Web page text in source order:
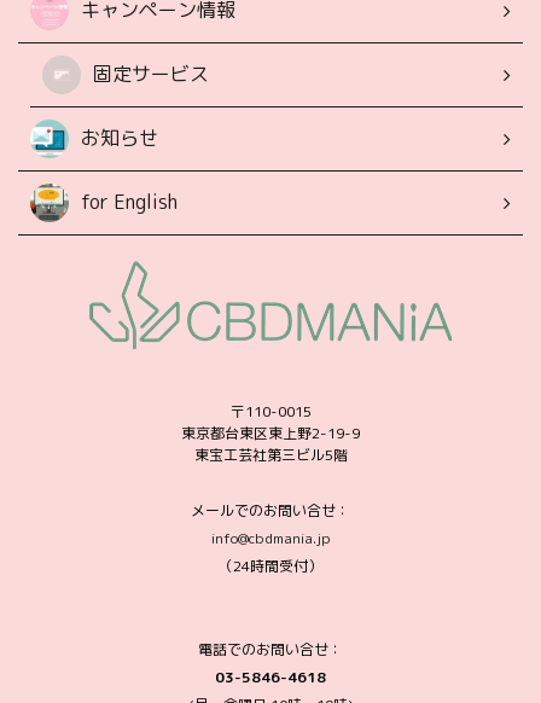
キャンペーン情報
固定サービス
お知らせ
for English
〒110-0015
東京都台東区東上野2-19-9
東宝工芸社第三ビル5階
メールでのお問い合せ：
info@cbdmania.jp
（24時間受付）
電話でのお問い合せ：
03-5846-4618